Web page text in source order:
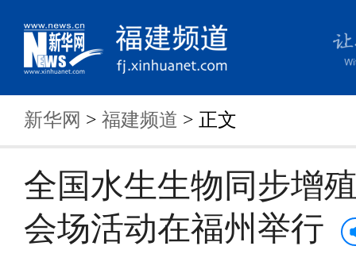
新华网 > 福建频道 > 正文
全国水生生物同步增
会场活动在福州举行